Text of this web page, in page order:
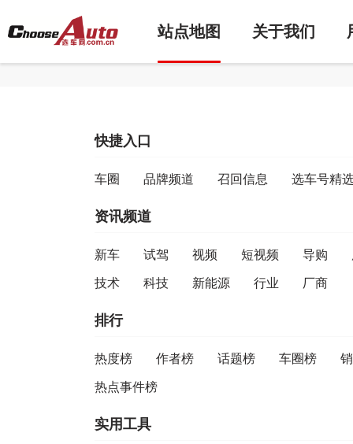
站点地图 关于我们
快捷入口
车圈 品牌频道 召回信息 选车号精
资讯频道
​新车​ ​试驾​ ​视频​ ​短视频​ ​导购​
​技术​ ​科技​ ​新能源​ ​行业​ ​厂商​
排行
热度榜 作者榜 话题榜 车圈榜
热点事件榜
实用工具